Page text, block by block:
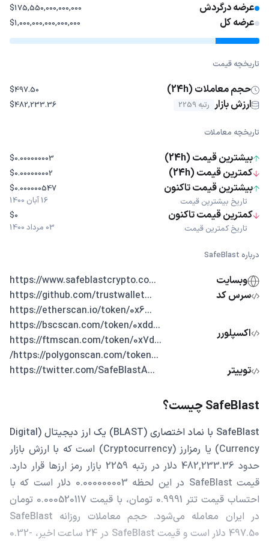
عرضه درگردش $175,550,000,000,000
عرضه کل $1,000,000,000,000,000
تاریخچه قیمت
حجم معاملات (24h) $497.50
ارزش بازار رتبه 2259 $482,233.36
تاریخچه معاملات
بیشترین قیمت (24h) $0.000000003
کمترین قیمت (24h) $0.000000002
بیشترین قیمت تاکنون
تاریخ بیشترین قیمت
$0.000000547
16 آبان 1400
کمترین قیمت تاکنون
تاریخ کمترین قیمت
$0
03 مرداد 1400
درباره SafeBlast
وبسایت
...https://www.safeblastcrypto.co
سرس کد
...https://github.com/trustwallet
اکسپلورر
...https://etherscan.io/token/0x6
...https://bscscan.com/token/0xdd
...https://ftmscan.com/token/0x7d
...https://polygonscan.com/token/
توییتر
...https://twitter.com/SafeBlastA
SafeBlast چیست؟
SafeBlast با نماد اختصاری (BLAST) یک ارز دیجیتال (Digital
Currency) یا رمزارز (Cryptocurrency) است که با ارزش بازار
حدود 482,233.36 دلار در رتبه 2259 بازار رمز ارزها قرار دارد.
قیمت SafeBlast در این لحظه 0.000000003 دلار است که با
احتساب قیمت تتر 0.9991 تومان، با قیمت 0.000520117 تومان
در ایران معامله می‌شود. حجم معاملات روزانه SafeBlast
497.50 دلار است و قیمت SafeBlast در 24 ساعت اخیر، -0.32